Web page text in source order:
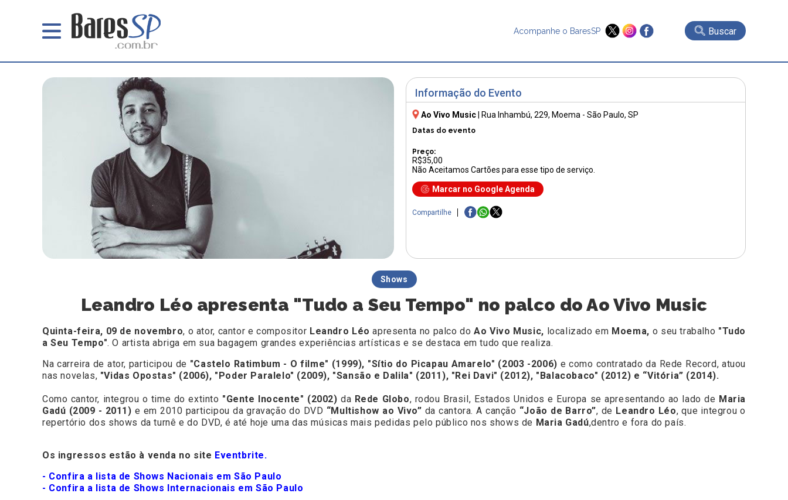
Acompanhe o BaresSP Buscar
Informação do Evento
Ao Vivo Music Rua Inhambú, 229, Moema - São Paulo, SP
Datas do evento
Preço:
R$35,00
Não Aceitamos Cartões para esse tipo de serviço.
Marcar no Google Agenda
Compartilhe
Shows
Leandro Léo apresenta "Tudo a Seu Tempo" no palco do Ao Vivo Music
Quinta-feira, 09 de novembro, o ator, cantor e compositor Leandro Léoapresenta no palco do Ao Vivo Music, localizado em Moema, o seu trabalho "Tudo
a Seu Tempo". O artista abriga em sua bagagem grandes experiências artísticas e se destaca em tudo que realiza.
Na carreira de ator, participou de "Castelo Ratimbum - O filme" (1999), "Sítio do Picapau Amarelo" (2003 -2006) e como contratado da Rede Record, atuou
nas novelas, "Vidas Opostas" (2006), "Poder Paralelo" (2009), "Sansão e Dalila" (2011), "Rei Davi" (2012), "Balacobaco" (2012) e “Vitória” (2014).
Como cantor, integrou o time do extinto "Gente Inocente" (2002) da Rede Globo, rodou Brasil, Estados Unidos e Europa se apresentando ao lado de Maria
Gadú (2009 - 2011) e em 2010 participou da gravação do DVD “Multishow ao Vivo” da cantora. A canção “João de Barro”, de Leandro Léo, que integrou o
repertório dos shows da turnê e do DVD, é até hoje uma das músicas mais pedidas pelo público nos shows de Maria Gadú,dentro e fora do país.
Os ingressos estão à venda no site Eventbrite.
- Confira a lista de Shows Nacionais em São Paulo
- Confira a lista de Shows Internacionais em São Paulo